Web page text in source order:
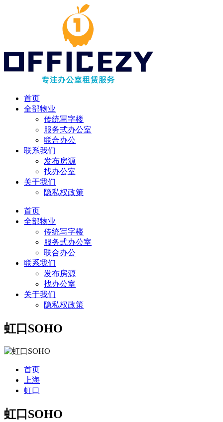
首页
全部物业
传统写字楼
服务式办公室
联合办公
联系我们
发布房源
找办公室
关于我们
隐私权政策
首页
全部物业
传统写字楼
服务式办公室
联合办公
联系我们
发布房源
找办公室
关于我们
隐私权政策
虹口SOHO
首页
上海
虹口
虹口SOHO